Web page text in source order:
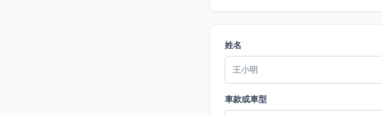
姓名
車款或車型